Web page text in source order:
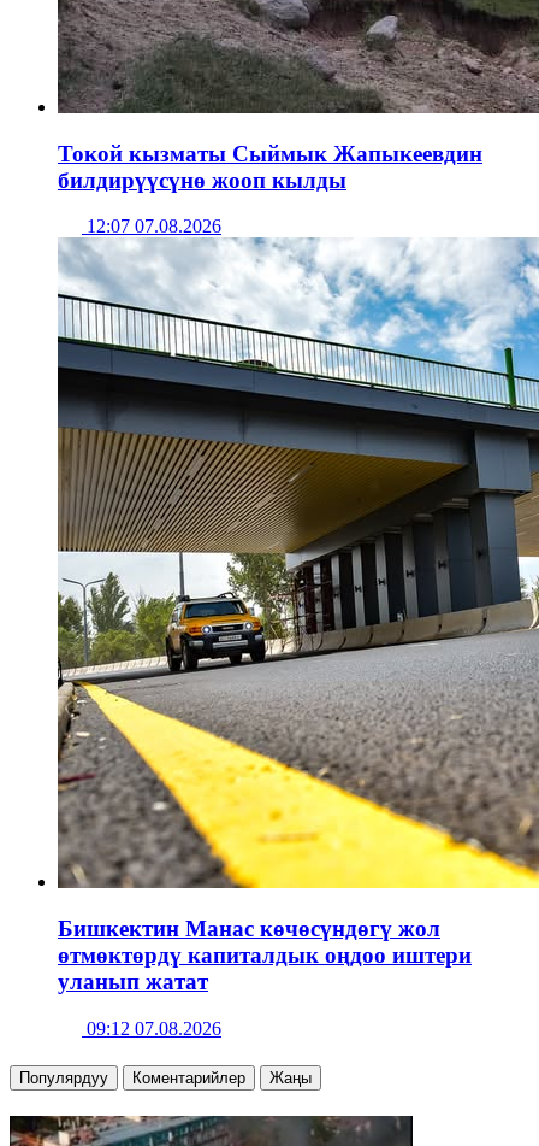
Токой кызматы Сыймык Жапыкеевдин
билдирүүсүнө жооп кылды
12:07 07.08.2026
Бишкектин Манас көчөсүндөгү жол
өтмөктөрдү капиталдык оңдоо иштери
уланып жатат
09:12 07.08.2026
Популярдуу Коментарийлер Жаңы